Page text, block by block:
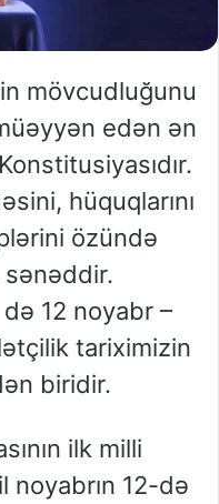
mövcudluğunu
edən ən
hüquqlarını
özündə
12 noyabr –
tariximizin
biridir.
ilk milli
noyabrın 12-də